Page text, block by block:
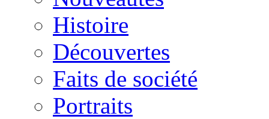
Histoire
Découvertes
Faits de société
Portraits